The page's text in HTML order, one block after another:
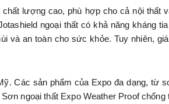
lượng cao, phù hợp cho cả nội thất
ngoại thất có khả năng kháng
và an toàn cho sức khỏe. Tuy nhiên,
Các sản phẩm của Expo đa dạng, từ
ngoại thất Expo Weather Proof